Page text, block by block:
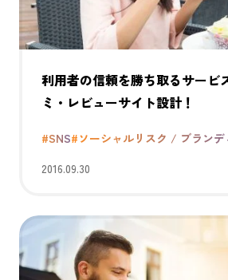
利用者の信頼を勝ち取るサービ
ミ・レビューサイト設計！
#SNS#ソーシャルリスク / ブランデ
2016.09.30